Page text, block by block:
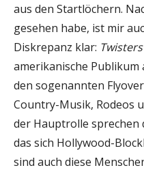
aus den Startlöchern.
gesehen habe, ist mir
Diskrepanz klar: Twisters
amerikanische
den sogenannten
Country-Musik, Rodeos
der Hauptrolle sprechen
das sich Hollywood-
sind auch diese